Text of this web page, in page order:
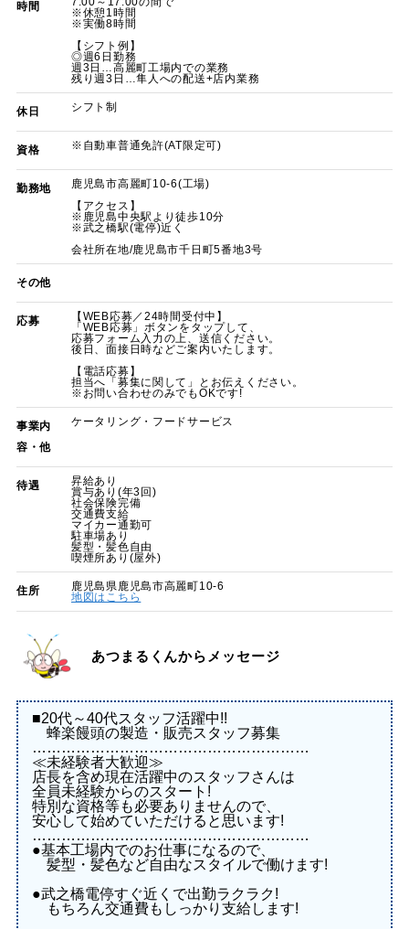
時間
※休憩1時間
※実働8時間
【シフト例】
◎週6日勤務
週3日…高麗町工場内での業務
残り週3日…隼人への配送+店内業務
休日 シフト制
資格 ※自動車普通免許(AT限定可)
勤務地
鹿児島市高麗町10-6(工場)
【アクセス】
※鹿児島中央駅より徒歩10分
※武之橋駅(電停)近く
会社所在地/鹿児島市千日町5番地3号
その他
応募
【WEB応募／24時間受付中】
「WEB応募」ボタンをタップして、
応募フォーム入力の上、送信ください。
後日、面接日時などご案内いたします。
【電話応募】
担当へ「募集に関して」とお伝えください。
※お問い合わせのみでもOKです!
事業内
容・他
ケータリング・フードサービス
待遇
昇給あり
賞与あり(年3回)
社会保険完備
交通費支給
マイカー通勤可
駐車場あり
髪型・髪色自由
喫煙所あり(屋外)
住所
鹿児島県鹿児島市高麗町10-6
地図はこちら
あつまるくんからメッセージ
■20代～40代スタッフ活躍中!!
蜂楽饅頭の製造・販売スタッフ募集
…………………………………………………
≪未経験者大歓迎≫
店長を含め現在活躍中のスタッフさんは
全員未経験からのスタート!
特別な資格等も必要ありませんので、
安心して始めていただけると思います!
…………………………………………………
●基本工場内でのお仕事になるので、
髪型・髪色など自由なスタイルで働けます!
●武之橋電停すぐ近くで出勤ラクラク!
もちろん交通費もしっかり支給します!